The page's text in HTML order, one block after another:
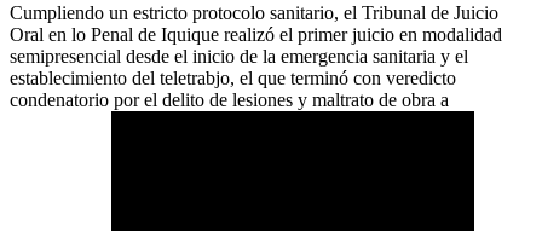
Cumpliendo un estricto protocolo sanitario, el Tribunal de Juicio
Oral en lo Penal de Iquique realizó el primer juicio en modalidad
semipresencial desde el inicio de la emergencia sanitaria y el
establecimiento del teletrabjo, el que terminó con veredicto
condenatorio por el delito de lesiones y maltrato de obra a